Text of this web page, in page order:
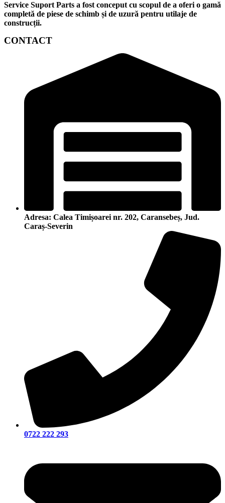
Service Suport Parts a fost conceput cu scopul de a oferi o gamă
completă de piese de schimb și de uzură pentru utilaje de
construcții.
CONTACT
Adresa: Calea Timișoarei nr. 202, Caransebeș, Jud.
Caraș-Severin
0722 222 293